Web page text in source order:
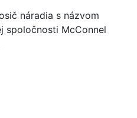
náradia s názvom
spoločnosti McConnel